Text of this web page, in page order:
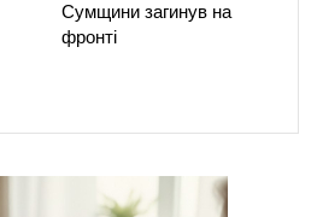
Сумщини загинув на
фронті